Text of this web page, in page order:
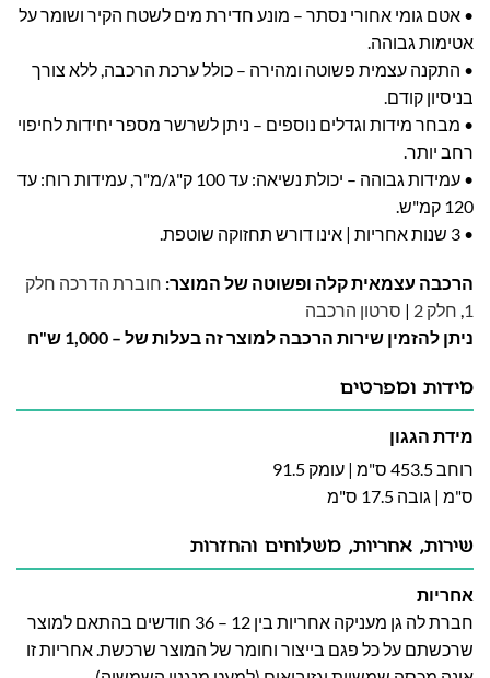
• אטם גומי אחורי נסתר – מונע חדירת מים לשטח הקיר ושומר על
אטימות גבוהה.
• התקנה עצמית פשוטה ומהירה – כולל ערכת הרכבה, ללא צורך
בניסיון קודם.
• מבחר מידות וגדלים נוספים – ניתן לשרשר מספר יחידות לחיפוי
רחב יותר.
• עמידות גבוהה – יכולת נשיאה: עד 100 ק"ג/מ"ר, עמידות רוח: עד
120 קמ"ש.
• 3 שנות אחריות | אינו דורש תחזוקה שוטפת.
הרכבה עצמאית קלה ופשוטה של המוצר: חוברת הדרכה חלק
1
, חלק 2 | סרטון הרכבה
ניתן להזמין שירות הרכבה למוצר זה בעלות של – 1,000 ש"ח
מידות ומפרטים
מידת הגגון
רוחב 453.5 ס"מ | עומק 91.5
ס"מ | גובה 17.5 ס"מ
שירות, אחריות, משלוחים והחזרות
אחריות
חברת לה גן מעניקה אחריות בין 12 – 36 חודשים בהתאם למוצר
שרכשתם על כל פגם בייצור וחומר של המוצר שרכשת. אחריות זו